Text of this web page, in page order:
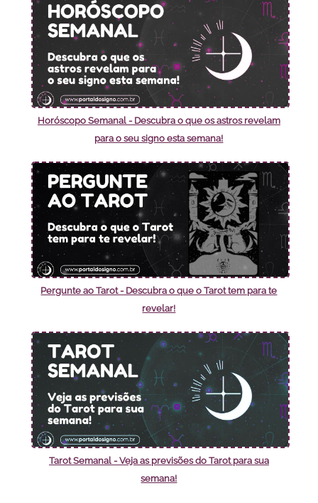
Horóscopo Semanal - Descubra o que os astros revelam
para o seu signo esta semana!
Pergunte ao Tarot - Descubra o que o Tarot tem para te
revelar!
Tarot Semanal - Veja as previsões do Tarot para sua
semana!